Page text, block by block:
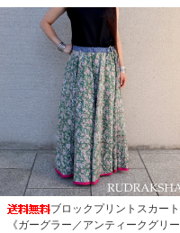
ブロックプリントスカート
《ガーグラー／アンティークグリー